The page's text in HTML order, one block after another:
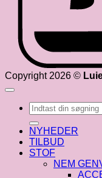
Copyright 2026 ©
Søg
efter:
NYHEDER
TILBUD
STOF
NEM